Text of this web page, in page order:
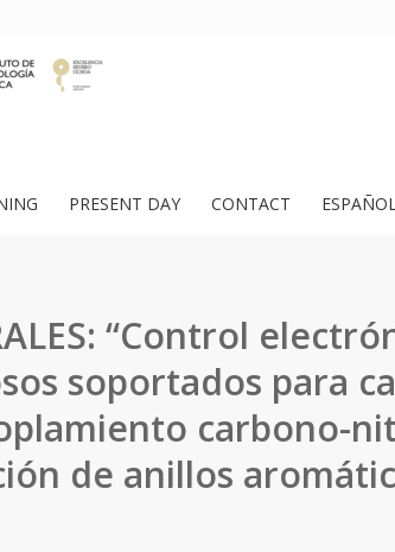
PRESENT DAY CONTACT
“Control
soportados para
carbono-
de anillos